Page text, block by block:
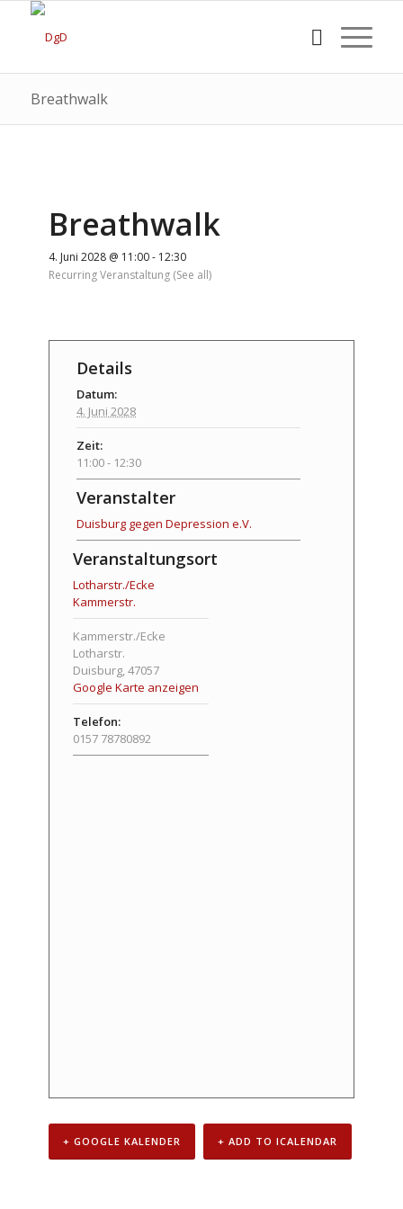
Breathwalk
Breathwalk
4. Juni 2028 @ 11:00- 12:30
Recurring Veranstaltung (See all)
Details
Datum:
4. Juni 2028
Zeit:
11:00 - 12:30
Veranstalter
Duisburg gegen Depression e.V.
Veranstaltungsort
Lotharstr./Ecke
Kammerstr.
Kammerstr./Ecke
Lotharstr.
Duisburg,47057
Google Karte anzeigen
Telefon:
0157 78780892
+ GOOGLE KALENDER + ADD TO ICALENDAR